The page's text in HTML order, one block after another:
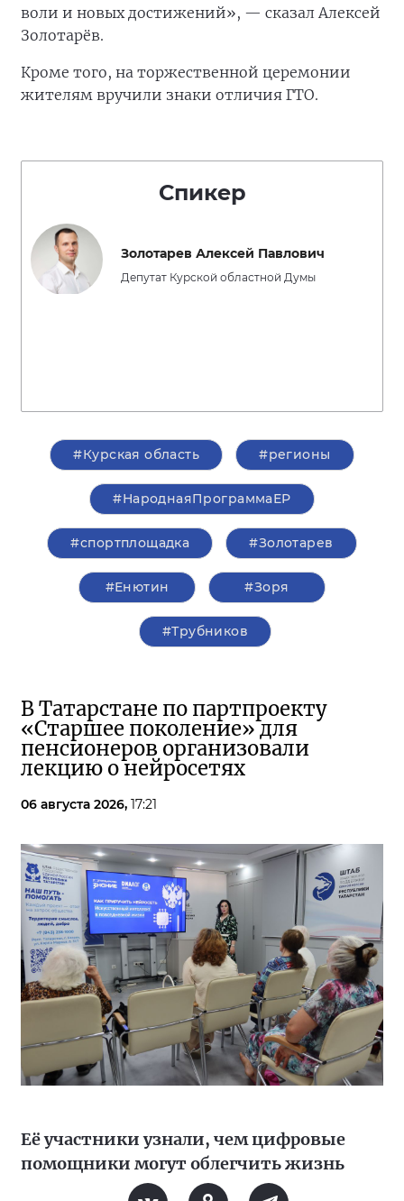
воли и новых достижений», — сказал Алексей
Золотарёв.
Кроме того, на торжественной церемонии
жителям вручили знаки отличия ГТО.
Спикер
Золотарев Алексей Павлович
Депутат Курской областной Думы
#Курская область #регионы
#НароднаяПрограммаЕР
#спортплощадка #Золотарев
#Енютин #Зоря
#Трубников
В Татарстане по партпроекту
«Старшее поколение» для
пенсионеров организовали
лекцию о нейросетях
06 августа 2026, 17:21
Её участники узнали, чем цифровые
помощники могут облегчить жизнь